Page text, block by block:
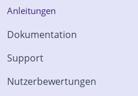
Anleitungen
Dokumentation
Support
Nutzerbewertungen